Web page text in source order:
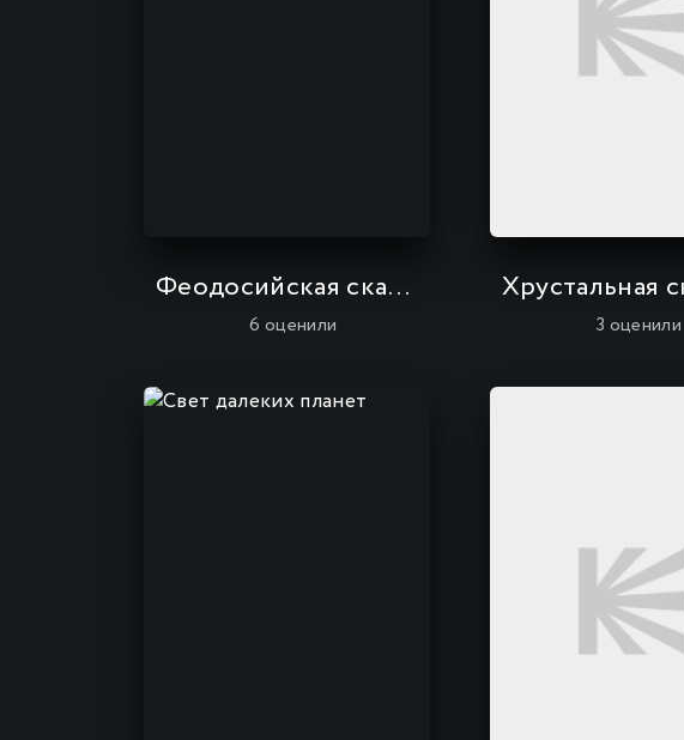
Феодосийская сказка
6 оценили 3 оценили